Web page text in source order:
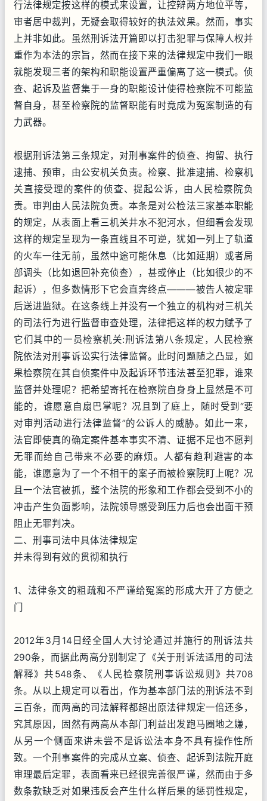
行法律规定按这样的模式来设置，让控辩两方地位平等，
审者居中裁判，无疑会取得较好的执法效果。然而，事实
上并非如此。虽然刑诉法开篇即以打击犯罪与保障人权并
重作为本法的宗旨，然而在接下来的法律规定中我们一眼
就能发现三者的架构和职能设置严重偏离了这一模式。侦
查、起诉及监督集于一身的职能设计使得检察院不可能监
督自身，甚至检察院的监督职能有时竟成为冤案制造的有
力武器。
根据刑诉法第三条规定，对刑事案件的侦查、拘留、执行
逮捕、预审，由公安机关负责。检察、批准逮捕、检察机
关直接受理的案件的侦查、提起公诉，由人民检察院负
责。审判由人民法院负责。本条是对公检法三家基本职能
的规定，从表面上看三机关井水不犯河水，但细看会发现
这样的规定呈现为一条直线且不可逆，犹如一列上了轨道
的火车一往无前，虽然中途可能休息（比如延期）或者局
部调头（比如退回补充侦查），甚或停止（比如很少的不
起诉），但多数情形下它会直奔终点———被告人被定罪
后送进监狱。在这条线上并没有一个独立的机构对三机关
的司法行为进行监督审查处理，法律把这样的权力赋予了
它们其中的一员检察机关:刑诉法第八条规定，人民检察
院依法对刑事诉讼实行法律监督。此时问题随之凸显，如
果检察院在其自侦案件中及起诉环节违法甚至犯罪，谁来
监督并处理呢？把希望寄托在检察院自身身上显然是不可
能的，谁愿意自扇巴掌呢？况且到了庭上，随时受到“要
对审判活动进行法律监督”的公诉人的威胁。如此一来，
法官即使真的确定案件基本事实不清、证据不足也不愿判
无罪而给自己带来不必要的麻烦。人都有趋利避害的本
能，谁愿意为了一个不相干的案子而被检察院盯上呢？况
且一个法官被抓，整个法院的形象和工作都会受到不小的
冲击产生负面影响，法院领导感受到压力后也会出面干预
阻止无罪判决。
二、刑事司法中具体法律规定
并未得到有效的贯彻和执行
1、法律条文的粗疏和不严谨给冤案的形成大开了方便之
门
2012年3月14日经全国人大讨论通过并施行的刑诉法共
290条，而据此两高分别制定了《关于刑诉法适用的司法
解释》共548条、《人民检察院刑事诉讼规则》共708
条。从以上规定可以看出，作为基本部门法的刑诉法不到
三百条，而两高的司法解释都超出原法律规定一倍还多，
究其原因，固然有两高从本部门利益出发跑马圈地之嫌，
从另一个侧面来讲未尝不是诉讼法本身不具有操作性所
致。一个刑事案件的完成从立案、侦查、起诉到法院开庭
审理最后定罪，表面看来已经很完善很严谨，然而由于多
数条款缺乏对如果违反会产生什么样后果的惩罚性规定，